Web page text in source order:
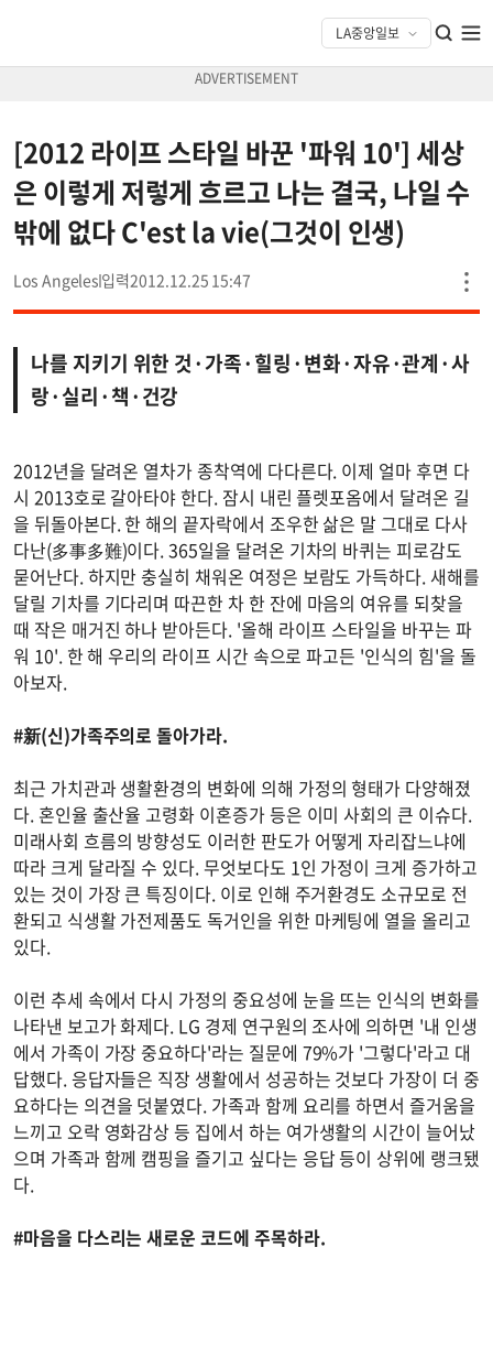
[2012 라이프 스타일 바꾼 '파워 10'] 세상
은 이렇게 저렇게 흐르고 나는 결국, 나일 수
밖에 없다 C'est la vie(그것이 인생)
Los Angeles 2012.12.25 15:47
나를 지키기 위한 것·가족·힐링·변화·자유·관계·사
랑·실리·책·건강
2012년을 달려온 열차가 종착역에 다다른다. 이제 얼마 후면 다
시 2013호로 갈아타야 한다. 잠시 내린 플렛포옴에서 달려온 길
을 뒤돌아본다. 한 해의 끝자락에서 조우한 삶은 말 그대로 다사
다난(多事多難)이다. 365일을 달려온 기차의 바퀴는 피로감도
묻어난다. 하지만 충실히 채워온 여정은 보람도 가득하다. 새해를
달릴 기차를 기다리며 따끈한 차 한 잔에 마음의 여유를 되찾을
때 작은 매거진 하나 받아든다. '올해 라이프 스타일을 바꾸는 파
워 10'. 한 해 우리의 라이프 시간 속으로 파고든 '인식의 힘'을 돌
아보자.
#新(신)가족주의로 돌아가라.
최근 가치관과 생활환경의 변화에 의해 가정의 형태가 다양해졌
다. 혼인율 출산율 고령화 이혼증가 등은 이미 사회의 큰 이슈다.
미래사회 흐름의 방향성도 이러한 판도가 어떻게 자리잡느냐에
따라 크게 달라질 수 있다. 무엇보다도 1인 가정이 크게 증가하고
있는 것이 가장 큰 특징이다. 이로 인해 주거환경도 소규모로 전
환되고 식생활 가전제품도 독거인을 위한 마케팅에 열을 올리고
있다.
이런 추세 속에서 다시 가정의 중요성에 눈을 뜨는 인식의 변화를
나타낸 보고가 화제다. LG 경제 연구원의 조사에 의하면 '내 인생
에서 가족이 가장 중요하다'라는 질문에 79%가 '그렇다'라고 대
답했다. 응답자들은 직장 생활에서 성공하는 것보다 가장이 더 중
요하다는 의견을 덧붙였다. 가족과 함께 요리를 하면서 즐거움을
느끼고 오락 영화감상 등 집에서 하는 여가생활의 시간이 늘어났
으며 가족과 함께 캠핑을 즐기고 싶다는 응답 등이 상위에 랭크됐
다.
#마음을 다스리는 새로운 코드에 주목하라.